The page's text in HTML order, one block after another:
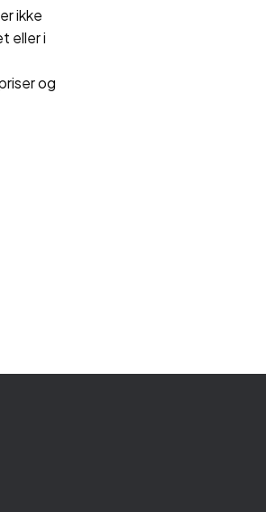
ikke
eller i
og